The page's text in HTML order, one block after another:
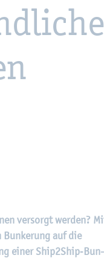
ver­sorgt wer­den?
auf die
einer Ship2­Ship‑Bun­